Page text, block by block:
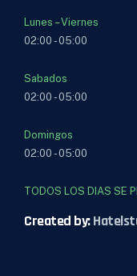
Lunes – Viernes
02:00 - 05:00
Sabados
02:00 - 05:00
Domingos
02:00 - 05:00
TODOS LOS DIAS SE
Created by: